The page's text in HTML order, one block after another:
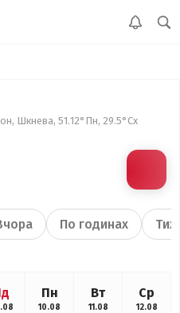
Шкнева, 51.12°Пн, 29.5°Сх
По годинах
Пн
10.08
Вт
11.08
Ср
12.08